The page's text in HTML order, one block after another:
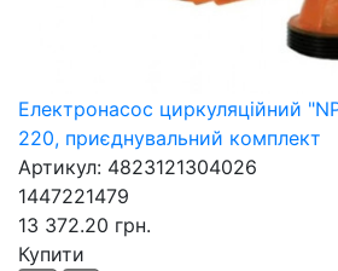
Електронасос циркуляційний
220, приєднувальний комплект
Артикул: 4823121304026
1447221479
13 372.20 грн.
Купити